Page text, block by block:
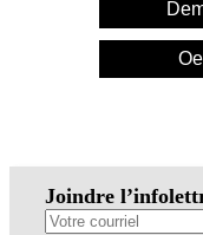
Joindre